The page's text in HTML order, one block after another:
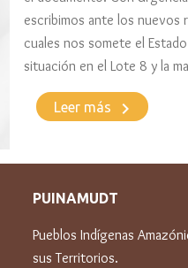
escribimos ante los nuevos
cuales nos somete el
situación en el Lote 8 y la
Leer más keyboard_arrow_right
PUINAMUDT
Pueblos Indígenas
sus Territorios.